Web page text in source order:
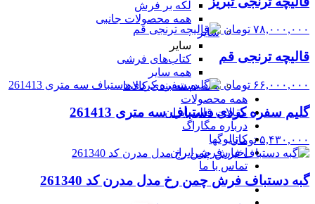
لکه بر فرش
همه محصولات جانبی
سایر
سایر
کتاب‌های فرشی
همه سایر
همه دسته بندی کالاها
همه محصولات
مقالات قالی ایران
درباره مگاراگ
کاتالوگها
اخبار فرش ایران
تماس با ما
۷۸,۰۰۰,۰۰۰ تومان
قالیچه ترنجی قم
۶۶,۰۰۰,۰۰۰ تومان
گلیم سفره کردی دستباف سه متری 261413
۵,۴۳۰,۰۰۰ تومان
گبه دستباف فرش چمن رخ مدل مدرن کد 261340